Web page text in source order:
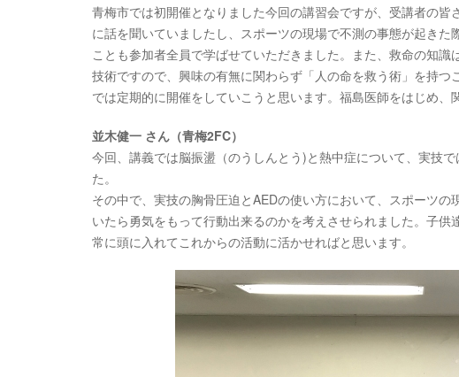
青梅市では初開催となりました今回の講習会ですが、受講者の
に話を聞いていましたし、スポーツの現場で不測の事態が起き
ことも参加者全員で学ばせていただきました。また、救命の知
技術ですので、興味の有無に関わらず「人の命を救う術」を持
では定期的に開催をしていこうと思います。福島医師をはじめ、
並木健一 さん（青梅2FC）
今回、講義では脳振盪（のうしんとう)と熱中症について、実技
た。
その中で、実技の胸骨圧迫とAEDの使い方において、スポーツ
いたら勇気をもって行動出来るのかを考えさせられました。子
常に頭に入れてこれからの活動に活かせればと思います。